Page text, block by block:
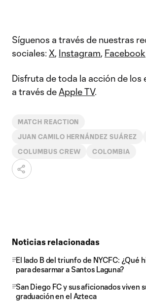
Síguenos a través de nuestras
sociales: X, Instagram, Facebook
Disfruta de toda la acción de los
a través de Apple TV.
MATCH REACTION
JUAN CAMILO HERNÁNDEZ SUÁREZ
COLUMBUS CREW COLOMBIA
Noticias relacionadas
El lado B del triunfo de NYCFC: ¿Qué
para desarmar a Santos Laguna?
San Diego FC y sus aficionados viven
graduación en el Azteca